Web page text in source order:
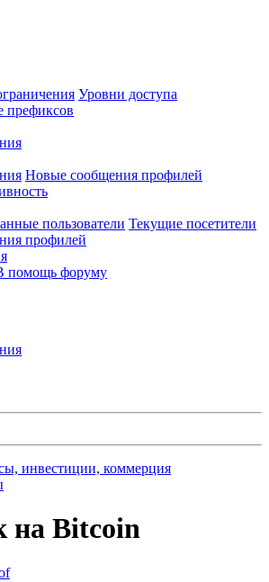
Уровни доступа
префиксов
Новые сообщения профилей
пользователи Текущие посетители
профилей
помощь форуму
инвестиции, коммерция
на Bitcoin